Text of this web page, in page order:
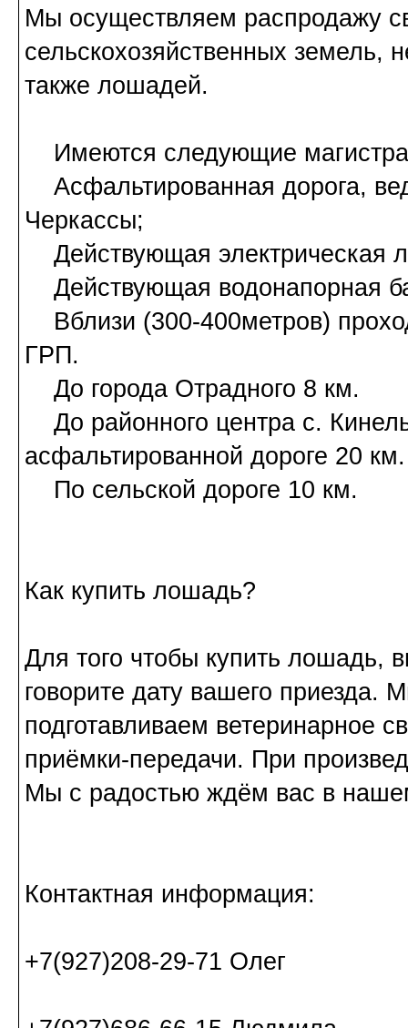
Мы осуществляем распродажу
сельскохозяйственных земель,
также лошадей.
Имеются следующие
Асфальтированная дорога,
Черкассы;
Действующая электрическая
Действующая водонапорная
Вблизи (300-400метров)
ГРП.
До города Отрадного 8 км.
До районного центра с.
асфальтированной дороге 20 км.
По сельской дороге 10 км.
Как купить лошадь?
Для того чтобы купить лошадь,
говорите дату вашего
подготавливаем ветеринарное
приёмки-передачи. При
Мы с радостью ждём вас в
Контактная информация:
+7(927)208-29-71 Олег